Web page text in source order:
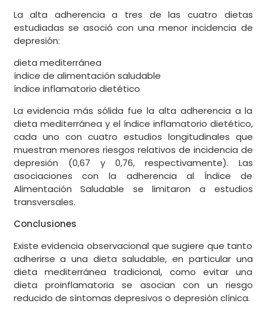
La alta adherencia a tres de las cuatro dietas
estudiadas se asoció con una menor incidencia de
depresión:
dieta mediterránea
índice de alimentación saludable
índice inflamatorio dietético
La evidencia más sólida fue la alta adherencia a la
dieta mediterránea y el índice inflamatorio dietético,
cada uno con cuatro estudios longitudinales que
muestran menores riesgos relativos de incidencia de
depresión (0,67 y 0,76, respectivamente). Las
asociaciones con la adherencia al Índice de
Alimentación Saludable se limitaron a estudios
transversales.
Conclusiones
Existe evidencia observacional que sugiere que tanto
adherirse a una dieta saludable, en particular una
dieta mediterránea tradicional, como evitar una
dieta proinflamatoria se asocian con un riesgo
reducido de síntomas depresivos o depresión clínica.